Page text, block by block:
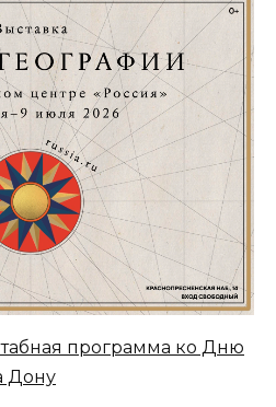
программа ко Дню
Дону